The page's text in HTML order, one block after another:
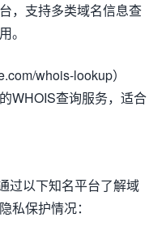
，支持多类域名信息查
。
whois-lookup）
WHOIS查询服务，适合
过以下知名平台了解域
私保护情况：